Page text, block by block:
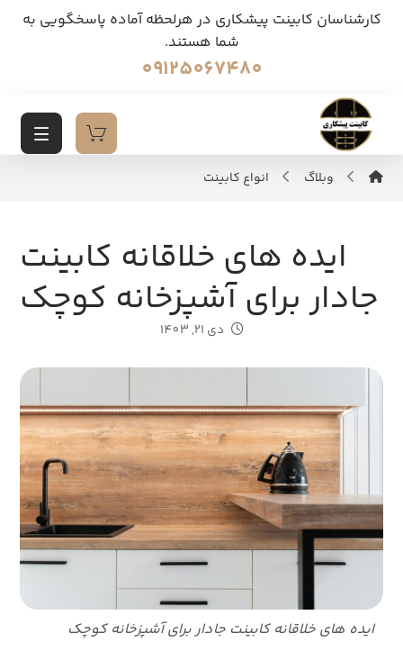
کارشناسان کابینت پیشکاری در هرلحظه آماده پاسخگویی به
شما هستند.
09125067480
وبلاگ انواع کابینت
ایده های خلاقانه کابینت
جادار برای آشپزخانه کوچک
دی 21, 1403
ایده های خلاقانه کابینت جادار برای آشپزخانه کوچک